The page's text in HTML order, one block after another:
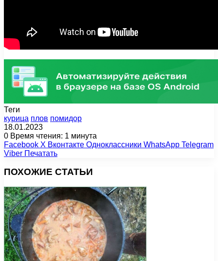
Теги
курица плов помидор
18.01.2023
0 Время чтения: 1 минута
Facebook X Вконтакте Одноклассники WhatsApp Telegram
Viber Печатать
ПОХОЖИЕ СТАТЬИ